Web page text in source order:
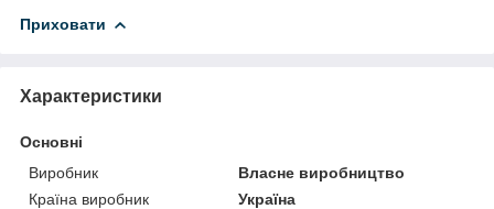
Приховати
Характеристики
Основні
Виробник
Власне виробництво
Країна виробник
Україна